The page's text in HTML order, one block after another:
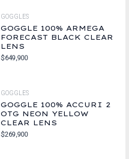
GOGGLES
GOGGLE 100% ARMEGA
FORECAST BLACK CLEAR
LENS
$649,900
GOGGLES
GOGGLE 100% ACCURI 2
OTG NEON YELLOW
CLEAR LENS
$269,900